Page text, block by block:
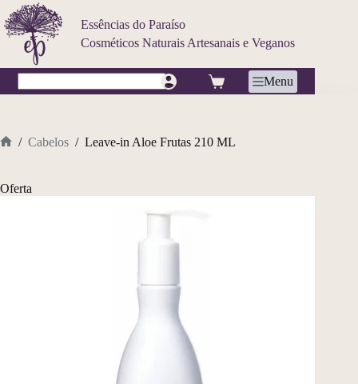
Pular
para
conteúdo
Essências do Paraíso
Cosméticos Naturais Artesanais e Veganos
Sem
Carrinho Menu
/ Cabelos / Leave-in Aloe Frutas 210 ML
Oferta